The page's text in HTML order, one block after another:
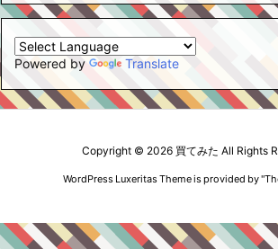
Powered by Translate
Copyright © 2026 買てみた All Rights
WordPress Luxeritas Theme is provided by "